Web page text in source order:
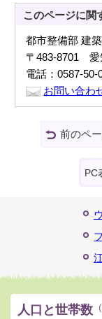
このページに関
都市整備部 建
〒483-8701 愛
電話：0587-
お問い合わ
前のペ
PC
人口と世帯数